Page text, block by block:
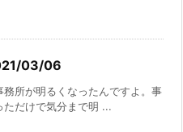
03/06
務所が明るくなったんですよ。事
ただけで気分まで明 ...